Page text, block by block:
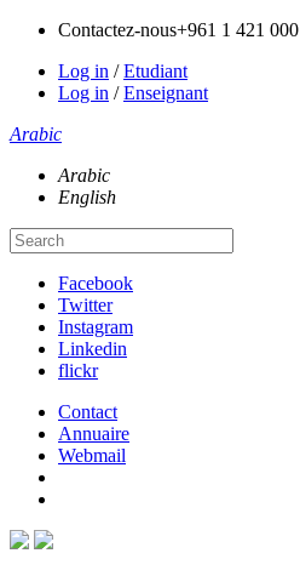
Contactez-nous+961 1 421 000
Log in /Etudiant
Log in /Enseignant
Arabic
Arabic
English
Facebook
Twitter
Instagram
Linkedin
flickr
Contact
Annuaire
Webmail